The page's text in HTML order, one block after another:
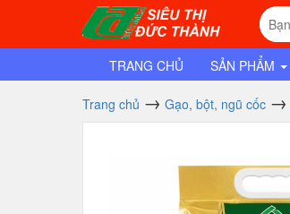
TRANG CHỦ SẢN PHẨM
Trang chủ Gạo, bột, ngũ cốc